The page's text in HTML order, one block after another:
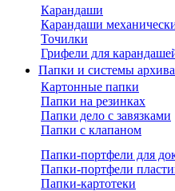
Карандаши
Карандаши
Точилки
Грифели для
Папки и системы
Картонные папки
Папки на резинках
Папки дело с завязками
Папки с клапаном
Папки-портфели для
Папки-портфели
Папки-картотеки